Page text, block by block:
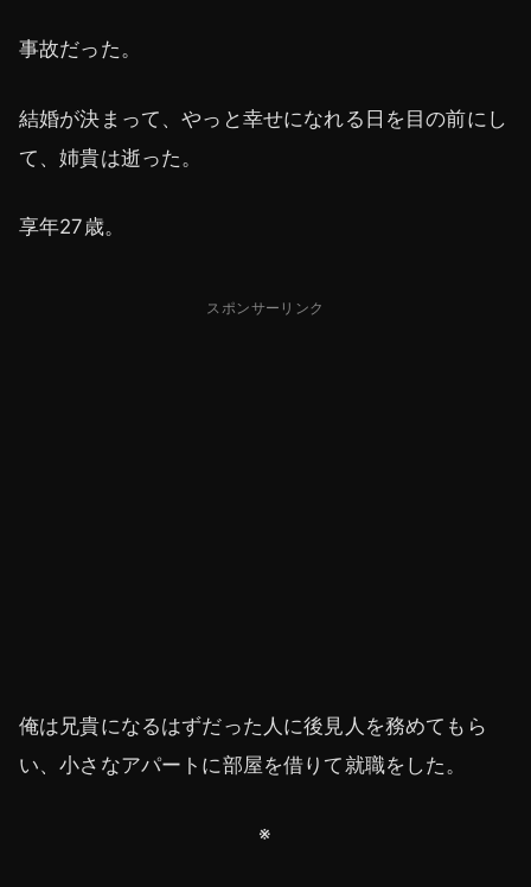
事故だった。
結婚が決まって、やっと幸せになれる日を目の前にし
て、姉貴は逝った。
享年27歳。
スポンサーリンク
俺は兄貴になるはずだった人に後見人を務めてもら
い、小さなアパートに部屋を借りて就職をした。
※